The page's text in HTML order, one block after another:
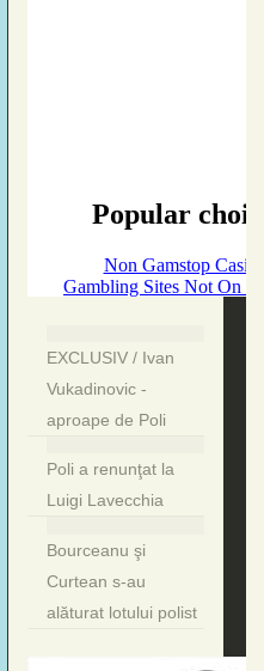
EXCLUSIV / Ivan
Vukadinovic -
aproape de Poli
Poli a renunţat la
Luigi Lavecchia
Bourceanu şi
Curtean s-au
alăturat lotului polist